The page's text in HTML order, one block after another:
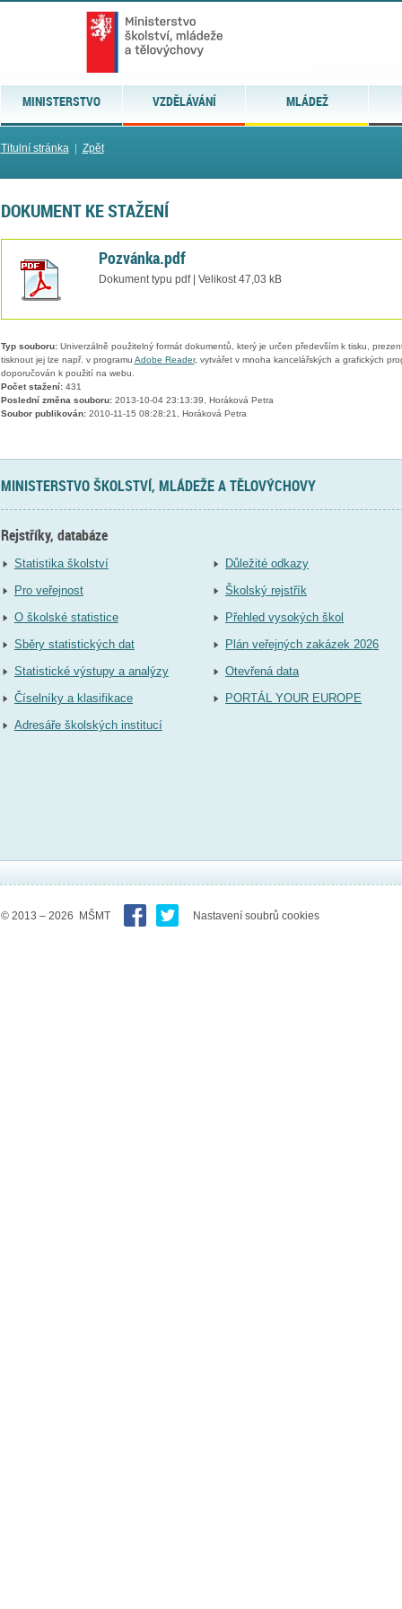
MINISTERSTVO VZDĚLÁVÁNÍ MLÁDEŽ
Titulní stránka| Zpět
DOKUMENT KE STAŽENÍ
Pozvánka.pdf
Dokument typu pdf | Velikost 47,03 kB
Typ souboru:Univerzálně použitelný formát dokumentů, který je určen především k tisku,
tisknout jej lze např. v programu Adobe Reader, vytvářet v mnoha kancelářských a grafických
doporučován k použití na webu.
Počet stažení:431
Poslední změna souboru:2013-10-04 23:13:39, Horáková Petra
Soubor publikován:2010-11-15 08:28:21, Horáková Petra
MINISTERSTVO ŠKOLSTVÍ, MLÁDEŽE A TĚLOVÝCHOVY
Rejstříky, databáze
Statistika školství
Pro veřejnost
O školské statistice
Sběry statistických dat
Statistické výstupy a analýzy
Číselníky a klasifikace
Adresáře školských institucí
Důležité odkazy
Školský rejstřík
Přehled vysokých škol
Plán veřejných zakázek 2026
Otevřená data
PORTÁL YOUR EUROPE
© 2013 – 2026 MŠMT Nastavení soubrů cookies